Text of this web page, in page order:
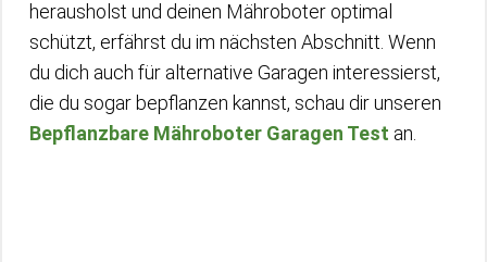
herausholst und deinen Mähroboter optimal
schützt, erfährst du im nächsten Abschnitt. Wenn
du dich auch für alternative Garagen interessierst,
die du sogar bepflanzen kannst, schau dir unseren
Bepflanzbare Mähroboter Garagen Test an.